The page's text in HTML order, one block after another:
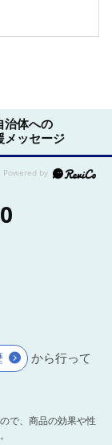
治体への
メッセージ
から行って
で、商品の効果や性